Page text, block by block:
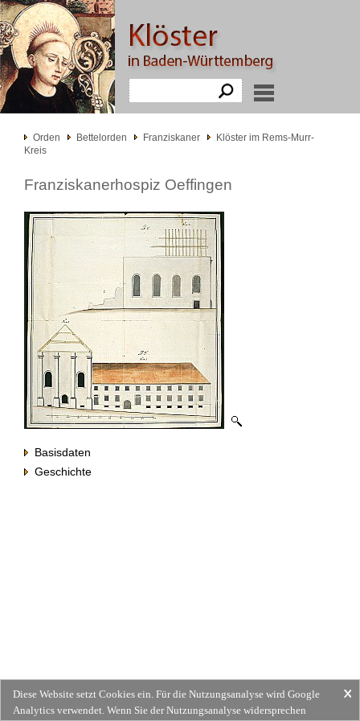
Orden Bettelorden Franziskaner
Klöster im Rems-Murr-
Kreis
Franziskanerhospiz Oeffingen
Basisdaten
Geschichte
Diese Website setzt Cookies ein. Für die Nutzungsanalyse wird Google
Analytics verwendet. Wenn Sie der Nutzungsanalyse widersprechen